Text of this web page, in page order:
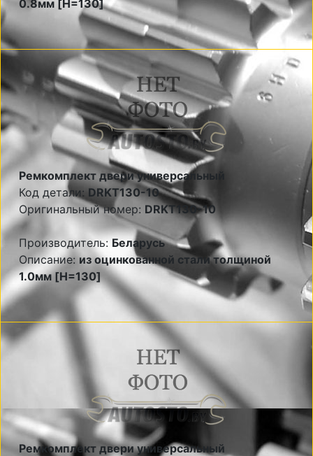
0.8мм [H=130]
Ремкомплект двери универсальный
Код детали: DRKT130-10
Оригинальный номер: DRKT130-10
Производитель: Беларусь
Описание: из оцинкованной стали толщиной
1.0мм [H=130]
Ремкомплект двери универсальный